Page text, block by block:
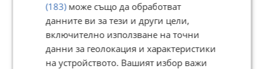
ЗЕМЯ
В Bazar.BG от 11 септември 2013г.
Последно активен 01 август в 17:49 ч.
(183)може също да обработват
данните ви за тези и други цели,
включително използване на точни
данни за геолокация и характеристики
на устройството. Вашият избор важи